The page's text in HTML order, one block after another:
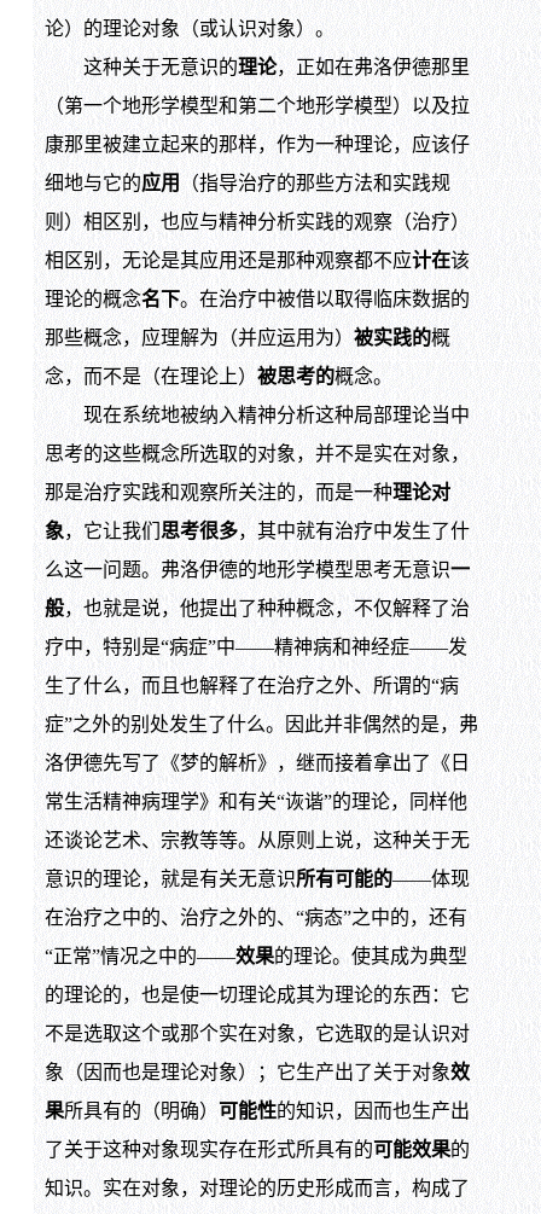
论）的理论对象（或认识对象）。
这种关于无意识的理论，正如在弗洛伊德那里
（第一个地形学模型和第二个地形学模型）以及拉
康那里被建立起来的那样，作为一种理论，应该仔
细地与它的应用
（指导治疗的那些方法和实践规
则）相区别，也应与精神分析实践的观察（治疗）
相区别，无论是其应用还是那种观察都不应计在该
理论的概念名下。在治疗中被借以取得临床数据的
那些概念，应理解为（并应运用为） 被实践的概
念，而不是（在理论上） 被思考的概念。
现在系统地被纳入精神分析这种局部理论当中
思考的这些概念所选取的对象，并不是实在对象，
那是治疗实践和观察所关注的，而是一种理论对
象，它让我们 思考很多，其中就有治疗中发生了什
么这一问题。弗洛伊德的地形学模型思考无意识一
般，也就是说，他提出了种种概念，不仅解释了治
疗中，特别是“病症”中——精神病和神经症——发
生了什么，而且也解释了在治疗之外、所谓的“病
症”之外的别处发生了什么。因此并非偶然的是，弗
洛伊德先写了《梦的解析》，继而接着拿出了《日
常生活精神病理学》和有关“诙谐”的理论，同样他
还谈论艺术、宗教等等。从原则上说，这种关于无
意识的理论，就是有关无意识所有可能的——体现
在治疗之中的、治疗之外的、“病态”之中的，还有
“正常”情况之中的——效果的理论。使其成为典型
的理论的，也是使一切理论成其为理论的东西：它
不是选取这个或那个实在对象，它选取的是认识对
象（因而也是理论对象）；它生产出了关于对象效
果所具有的（明确） 可能性的知识，因而也生产出
了关于这种对象现实存在形式所具有的可能效果的
知识。实在对象，对理论的历史形成而言，构成了